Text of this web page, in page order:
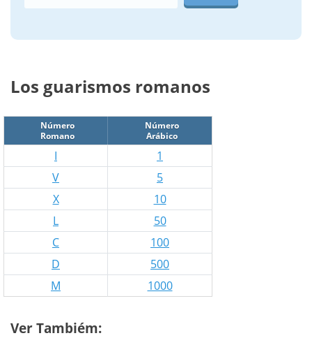
Los guarismos romanos
Número
Romano
Número
Arábico
I
1
V
5
X
10
L
50
C
100
D
500
M
1000
Ver Tambiém: